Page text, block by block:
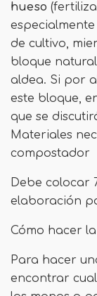
hueso
de cultivo,
bloque
aldea. Si por
este bloque,
que se
Materiales
compostador
Debe colocar
elaboración
Cómo hacer
Para hacer
encontrar